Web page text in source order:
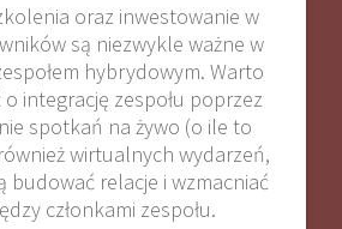
oraz inwestowanie w
są niezwykle ważne w
hybrydowym. Warto
integrację zespołu poprzez
spotkań na żywo (o ile to
wirtualnych wydarzeń,
budować relacje i wzmacniać
członkami zespołu.